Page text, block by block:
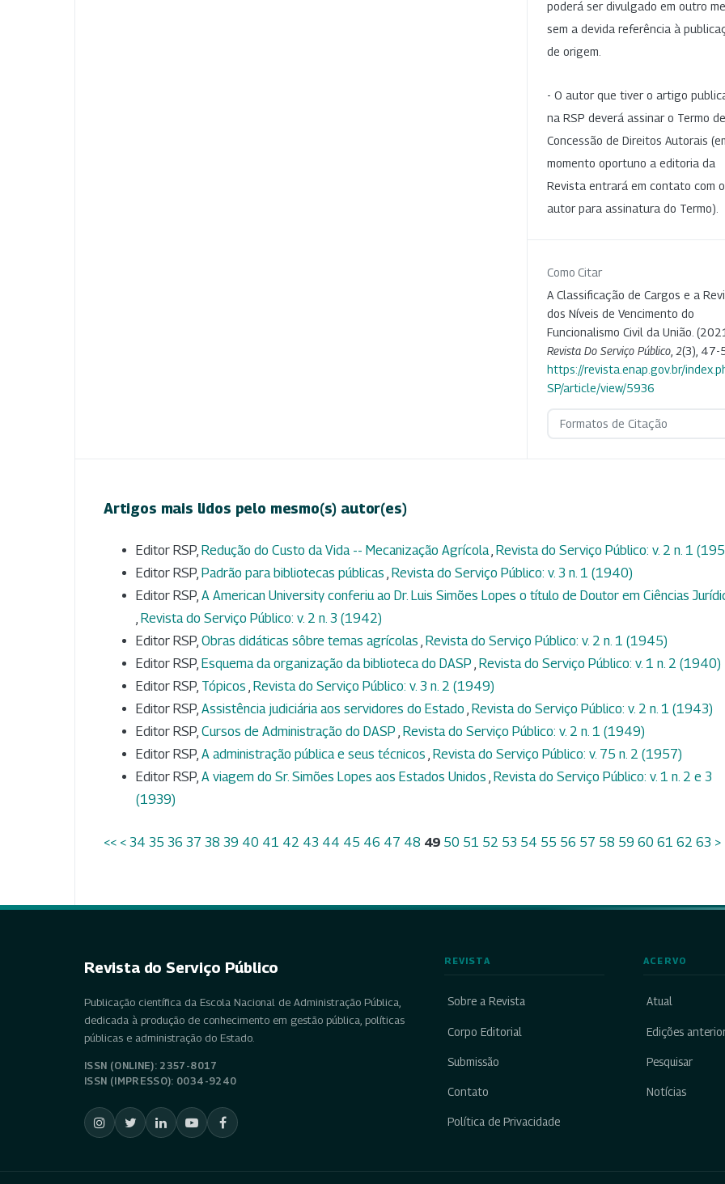
poderá ser divulgado em outro
sem a devida referência à
de origem.
- O autor que tiver o artigo
na RSP deverá assinar o Termo de
Concessão de Direitos Autorais
momento oportuno a editoria da
Revista entrará em contato com o
autor para assinatura do Termo).
Como Citar
A Classificação de Cargos e a
dos Níveis de Vencimento do
Funcionalismo Civil da União.
Revista Do Serviço Público 2(3), 47-
https://revista.enap.gov.br/
SP/article/view/5936
Formatos de Citação
Artigos mais lidos pelo mesmo(s) autor(es)
Editor RSP, Redução do Custo da Vida -- Mecanização Agrícola Revista do Serviço Público: v. 2 n. 1
Editor RSP, Padrão para bibliotecas públicas Revista do Serviço Público: v. 3 n. 1 (1940)
Editor RSP, A American University conferiu ao Dr. Luis Simões Lopes o título de Doutor em Ciências
Revista do Serviço Público: v. 2 n. 3 (1942)
Editor RSP, Obras didáticas sôbre temas agrícolas Revista do Serviço Público: v. 2 n. 1 (1945)
Editor RSP, Esquema da organização da biblioteca do DASP Revista do Serviço Público: v. 1 n. 2 (1940)
Editor RSP, Tópicos Revista do Serviço Público: v. 3 n. 2 (1949)
Editor RSP, Assistência judiciária aos servidores do Estado Revista do Serviço Público: v. 2 n. 1 (1943)
Editor RSP, Cursos de Administração do DASP Revista do Serviço Público: v. 2 n. 1 (1949)
Editor RSP, A administração pública e seus técnicos Revista do Serviço Público: v. 75 n. 2 (1957)
Editor RSP, A viagem do Sr. Simões Lopes aos Estados Unidos Revista do Serviço Público: v. 1 n. 2 e 3
(1939)
<< < 34 35 36 37 38 39 40 41 42 43 44 45 46 47 48 49 50 51 52 53 54 55 56 57 58 59 60 61 62 63 >
Revista do Serviço Público
Publicação científica da Escola Nacional de Administração Pública,
dedicada à produção de conhecimento em gestão pública, políticas
públicas e administração do Estado.
ISSN (ONLINE): 2357-8017
ISSN (IMPRESSO): 0034-9240
REVISTA
Sobre a Revista
Corpo Editorial
Submissão
Contato
Política de Privacidade
ACERVO
Atual
Edições
Pesquisar
Notícias